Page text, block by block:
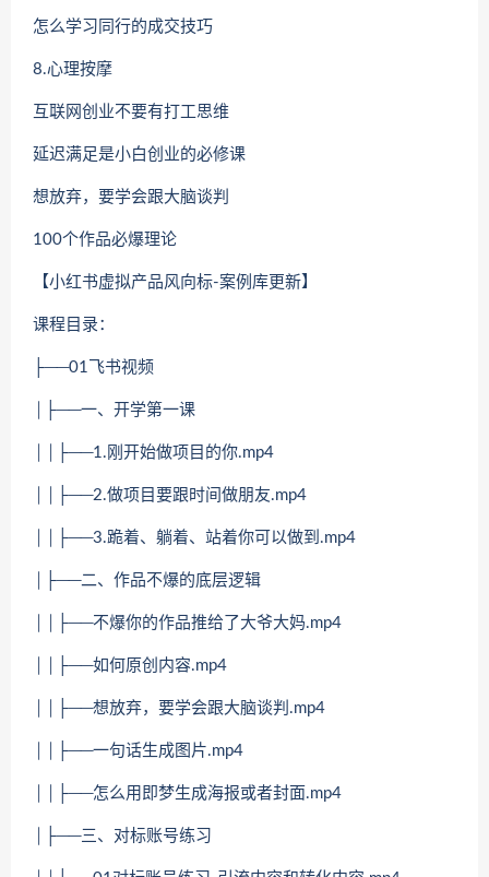
怎么学习同行的成交技巧
8.心理按摩
互联网创业不要有打工思维
延迟满足是小白创业的必修课
想放弃，要学会跟大脑谈判
100个作品必爆理论
【小红书虚拟产品风向标-案例库更新】
课程目录：
├──01飞书视频
│├──一、开学第一课
││├──1.刚开始做项目的你.mp4
││├──2.做项目要跟时间做朋友.mp4
││├──3.跪着、躺着、站着你可以做到.mp4
│├──二、作品不爆的底层逻辑
││├──不爆你的作品推给了大爷大妈.mp4
││├──如何原创内容.mp4
││├──想放弃，要学会跟大脑谈判.mp4
││├──一句话生成图片.mp4
││├──怎么用即梦生成海报或者封面.mp4
│├──三、对标账号练习